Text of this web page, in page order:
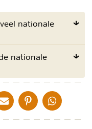
nationale
nationale
X
DELEN VIA DE MAIL
DELEN OP PINTEREST
DELEN OP